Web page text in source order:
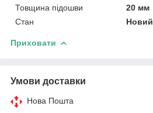
Товщина підошви
20 мм
Стан
Новий
Приховати
Умови доставки
Нова Пошта